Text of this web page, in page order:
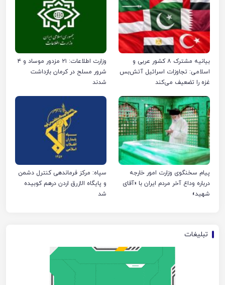
بیانیه مشترک ۸ کشور عربی و
اسلامی: تجاوزات اسرائیل آتش‌بس
غزه را تضعیف می‌کند
وزارت اطلاعات: ۲۱ مزدور موساد و ۴
شرور مسلح در کرمان بازداشت
شدند
پیام سخنگوی وزارت امور خارجه
درباره وداع آخر مردم ایران با «آقای
شهید»
سپاه: مرکز فرماندهی کنترل دشمن
و پایگاه الازرق اردن درهم کوبیده
شد
تبلیغات